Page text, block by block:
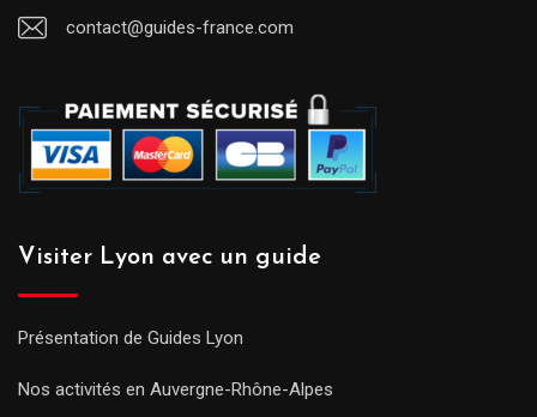
contact@guides-france.com
Visiter Lyon avec un guide
Présentation de Guides Lyon
Nos activités en Auvergne-Rhône-Alpes